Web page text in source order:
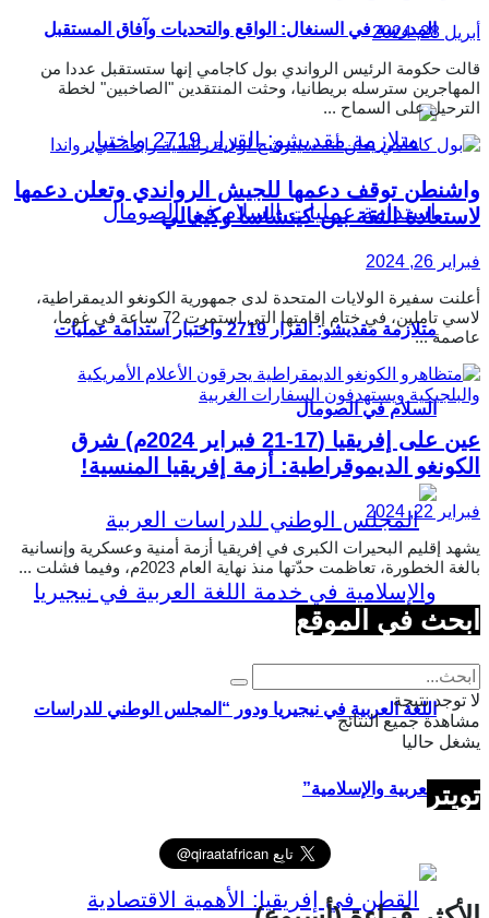
المدرسة في السنغال: الواقع والتحديات وآفاق المستقبل
متلازمة مقديشو: القرار 2719 واختبار استدامة عمليات
السلام في الصومال
اللغة العربية في نيجيريا ودور “المجلس الوطني للدراسات
العربية والإسلامية”
أبريل 28, 2024
قالت حكومة الرئيس الرواندي بول كاجامي إنها ستستقبل عددا من
المهاجرين سترسله بريطانيا، وحثت المنتقدين "الصاخبين" لخطة
الترحيل على السماح ...
واشنطن توقف دعمها للجيش الرواندي وتعلن دعمها
لاستعادة الثقة بين كينشاسا وكيغالي
فبراير 26, 2024
أعلنت سفيرة الولايات المتحدة لدى جمهورية الكونغو الديمقراطية،
لاسي تاملين، في ختام إقامتها التي استمرت 72 ساعة في غوما،
عاصمة ...
عين على إفريقيا (17-21 فبراير 2024م) شرق
الكونغو الديموقراطية: أزمة إفريقيا المنسية!
فبراير 22, 2024
يشهد إقليم البحيرات الكبرى في إفريقيا أزمة أمنية وعسكرية وإنسانية
بالغة الخطورة، تعاظمت حدّتها منذ نهاية العام 2023م، وفيما فشلت ...
ابحث في الموقع
لا توجد نتيجة
مشاهدة جميع النتائج
يشغل حاليا
تويتر